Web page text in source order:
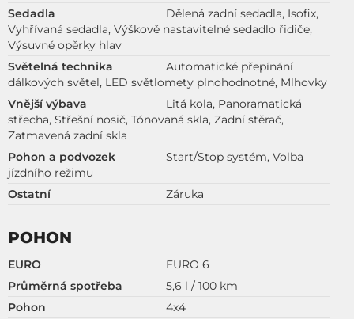
Sedadla
Dělená zadní sedadla, Isofix,
Vyhřívaná sedadla, Výškově nastavitelné sedadlo řidiče,
Výsuvné opěrky hlav
Světelná technika
Automatické přepínání
dálkových světel, LED světlomety plnohodnotné, Mlhovky
Vnější výbava
Litá kola, Panoramatická
střecha, Střešní nosič, Tónovaná skla, Zadní stěrač,
Zatmavená zadní skla
Pohon a podvozek
Start/Stop systém, Volba
jízdního režimu
Ostatní
Záruka
POHON
EURO
EURO 6
Průměrná spotřeba
5,6 l / 100 km
Pohon
4x4